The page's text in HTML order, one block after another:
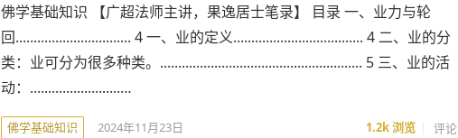
佛学基础知识 【广超法师主讲，果逸居士笔录】 目录 一、业力与轮
回................................ 4 一、业的定义.................................... 4 二、业的分
类：业可分为很多种类。........................................................ 5 三、业的活
动：.........................…
佛学基础知识 2024年11月23日 1.2k浏览 评论